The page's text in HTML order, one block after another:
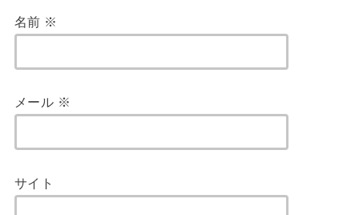
名前 ※
メール ※
サイト